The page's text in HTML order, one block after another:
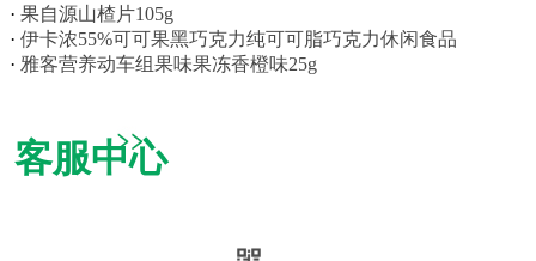
· 果自源山楂片105g
· 伊卡浓55%可可果黑巧克力纯可可脂巧克力休闲食品
· 雅客营养动车组果味果冻香橙味25g
客服中心